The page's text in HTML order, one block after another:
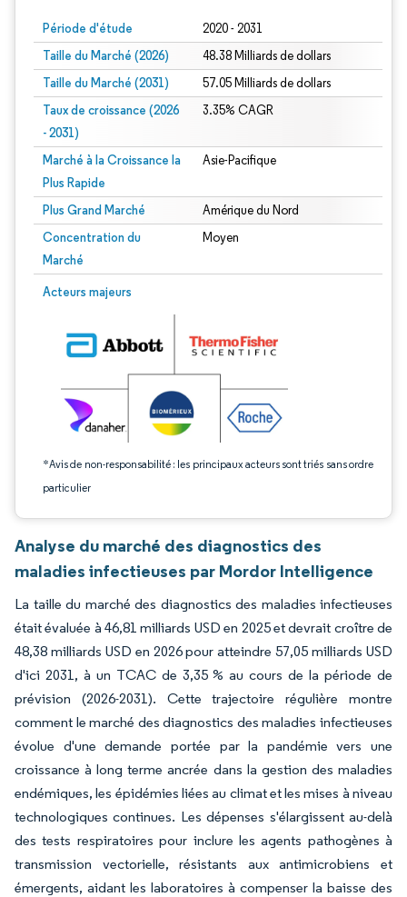
Période d'étude 2020 - 2031
Taille du Marché (2026) 48.38 Milliards de dollars
Taille du Marché (2031) 57.05 Milliards de dollars
Taux de croissance (2026
- 2031)
3.35% CAGR
Marché à la Croissance la
Plus Rapide
Asie-Pacifique
Plus Grand Marché Amérique du Nord
Concentration du
Marché
Moyen
Acteurs majeurs
*Avis de non-responsabilité : les principaux acteurs sont triés sans ordre
particulier
Image © Mordor Intelligence. La réutilisation nécessite une attribution sous CC
Analyse du marché des diagnostics des
maladies infectieuses par Mordor Intelligence
La taille du marché des diagnostics des maladies infectieuses
était évaluée à 46,81 milliards USD en 2025 et devrait croître de
48,38 milliards USD en 2026 pour atteindre 57,05 milliards USD
d'ici 2031, à un TCAC de 3,35 % au cours de la période de
prévision (2026-2031). Cette trajectoire régulière montre
comment le marché des diagnostics des maladies infectieuses
évolue d'une demande portée par la pandémie vers une
croissance à long terme ancrée dans la gestion des maladies
endémiques, les épidémies liées au climat et les mises à niveau
technologiques continues. Les dépenses s'élargissent au-delà
des tests respiratoires pour inclure les agents pathogènes à
transmission vectorielle, résistants aux antimicrobiens et
émergents, aidant les laboratoires à compenser la baisse des